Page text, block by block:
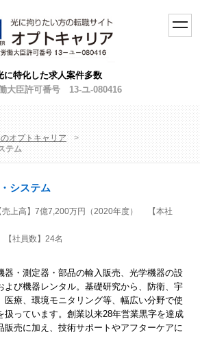
toggle
に特化した求人案件多数
大臣許可番号 13-ユ-080416
オプトキャリア
>
テム
システム
売上高】7億7,200万円（2020年度）
【本社
【社員数】24名
器・測定器・部品の輸入販売、光学機器の設
よび機器レンタル。基礎研究から、防衛、宇
医療、環境モニタリング等、幅広い分野で使
扱っています。創業以来28年営業黒字を達成
販売に加え、技術サポートやアフターケアに